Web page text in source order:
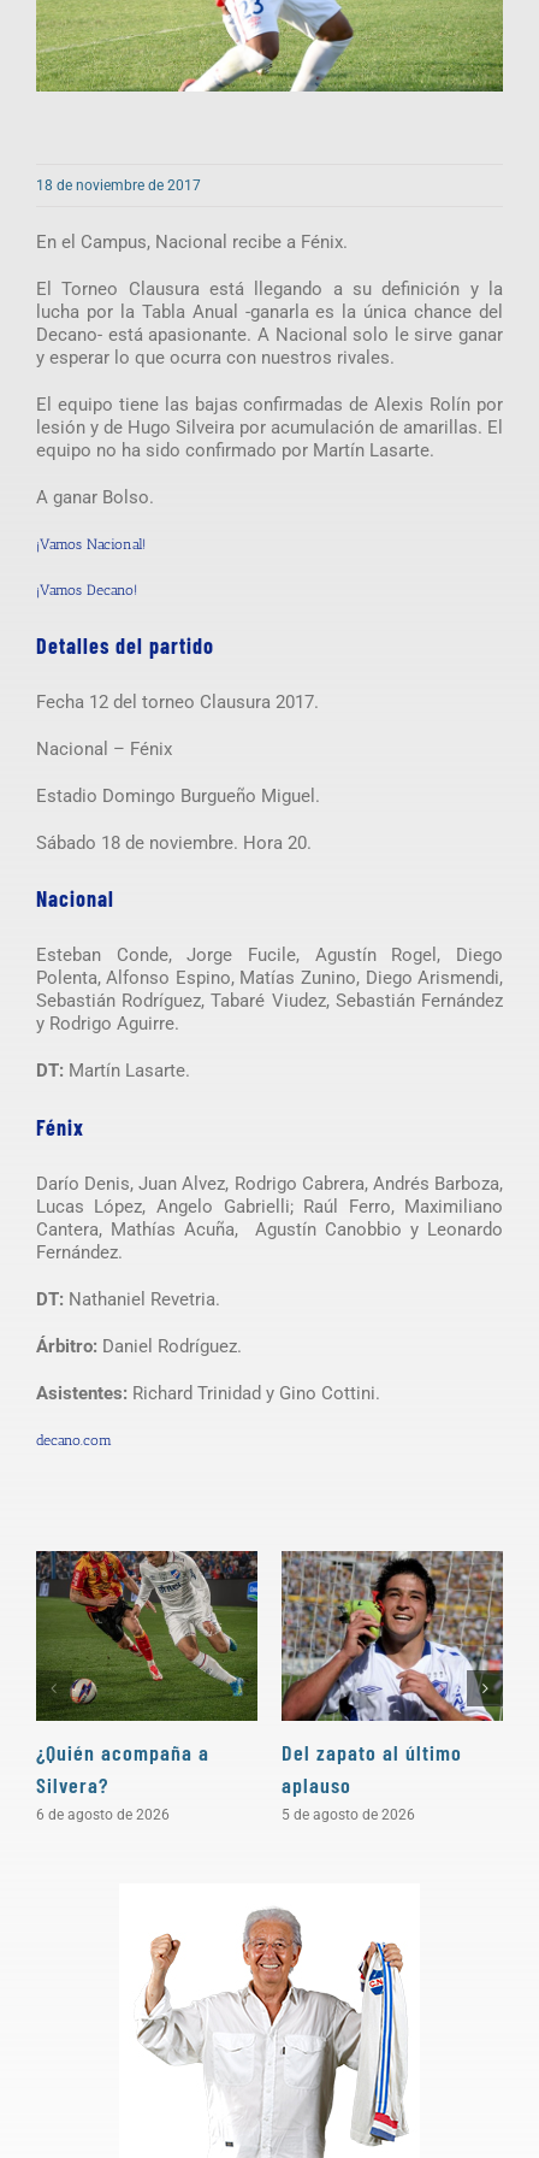
18 de noviembre de 2017
En el Campus, Nacional recibe a Fénix.
El Torneo Clausura está llegando a su definición y la
lucha por la Tabla Anual -ganarla es la única chance del
Decano- está apasionante. A Nacional solo le sirve ganar
y esperar lo que ocurra con nuestros rivales.
El equipo tiene las bajas confirmadas de Alexis Rolín por
lesión y de Hugo Silveira por acumulación de amarillas. El
equipo no ha sido confirmado por Martín Lasarte.
A ganar Bolso.
¡Vamos Nacional!
¡Vamos Decano!
Detalles del partido
Fecha 12 del torneo Clausura 2017.
Nacional – Fénix
Estadio Domingo Burgueño Miguel.
Sábado 18 de noviembre. Hora 20.
Nacional
Esteban Conde, Jorge Fucile, Agustín Rogel, Diego
Polenta, Alfonso Espino, Matías Zunino, Diego Arismendi,
Sebastián Rodríguez, Tabaré Viudez, Sebastián Fernández
y Rodrigo Aguirre.
DT: Martín Lasarte.
Fénix
Darío Denis, Juan Alvez, Rodrigo Cabrera, Andrés Barboza,
Lucas López, Angelo Gabrielli; Raúl Ferro, Maximiliano
Cantera, Mathías Acuña, Agustín Canobbio y Leonardo
Fernández.
DT: Nathaniel Revetria.
Árbitro: Daniel Rodríguez.
Asistentes: Richard Trinidad y Gino Cottini.
decano.com
¿Quién acompaña a
Silvera?
6 de agosto de 2026
Del zapato al último
aplauso
5 de agosto de 2026